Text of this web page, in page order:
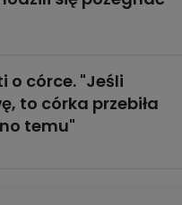
o córce. "Jeśli
to córka przebiła
temu"